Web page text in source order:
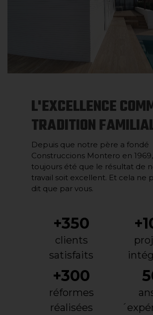
L'EXCELLENCE
TRADITION
Depuis que notre père a fondé
Construccions Montero en
toujours été que le résultat de
travail soit excellent. Et cela ne
dit que par vous.
+350
clients
satisfaits
+300
réformes
réalisées